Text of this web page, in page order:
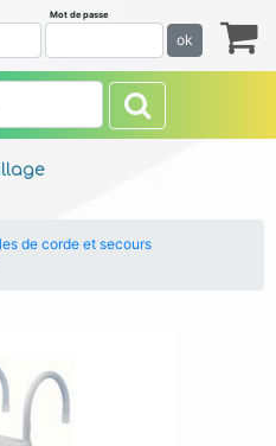
Mot de passe
ok
de corde et secours